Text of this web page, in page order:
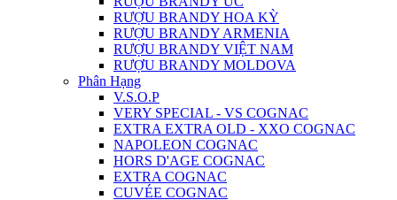
RƯỢU BRANDY HOA KỲ
RƯỢU BRANDY ARMENIA
RƯỢU BRANDY VIỆT NAM
RƯỢU BRANDY MOLDOVA
Phân Hạng
V.S.O.P
VERY SPECIAL - VS COGNAC
EXTRA EXTRA OLD - XXO COGNAC
NAPOLEON COGNAC
HORS D'AGE COGNAC
EXTRA COGNAC
CUVÉE COGNAC